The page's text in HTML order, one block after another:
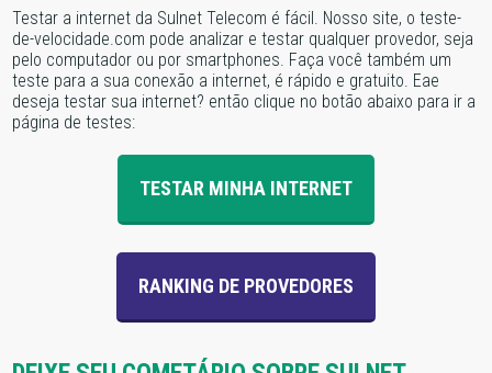
Testar a internet da Sulnet Telecom é fácil. Nosso site, o teste-
de-velocidade.com pode analizar e testar qualquer provedor, seja
pelo computador ou por smartphones. Faça você também um
teste para a sua conexão a internet, é rápido e gratuito. Eae
deseja testar sua internet? então clique no botão abaixo para ir a
página de testes:
TESTAR MINHA INTERNET
RANKING DE PROVEDORES